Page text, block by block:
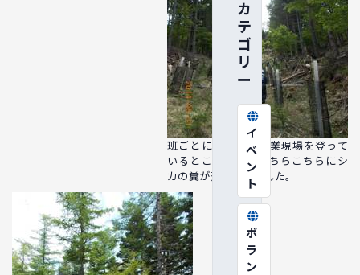
班ごとに分かれ、作業現場を登って
いるところです。あちらこちらにシ
カの糞が落ちていました。
カ
テ
ゴ
リ
ー
イ
ベ
ン
ト
ボ
ラ
ン